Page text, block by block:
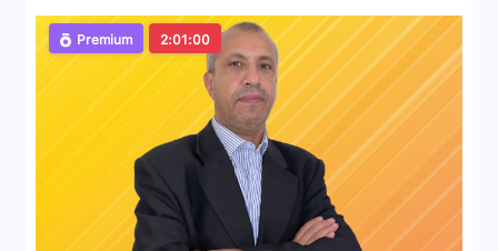
Premium 2:01:00